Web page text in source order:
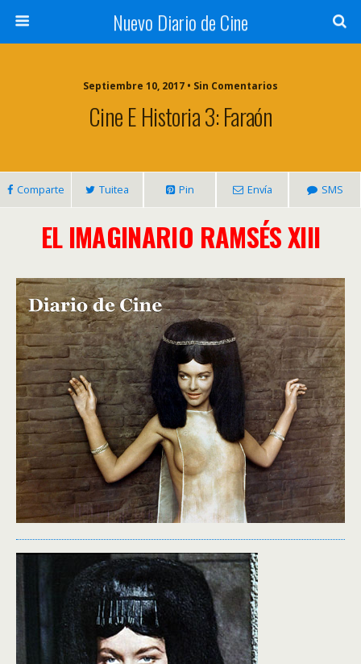
Nuevo Diario de Cine
Septiembre 10, 2017 • Sin Comentarios
Cine E Historia 3: Faraón
Comparte Tuitea Pin Envía SMS
EL IMAGINARIO RAMSÉS XIII